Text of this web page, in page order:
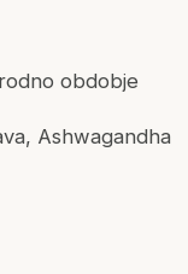
obdobje
Ashwagandha